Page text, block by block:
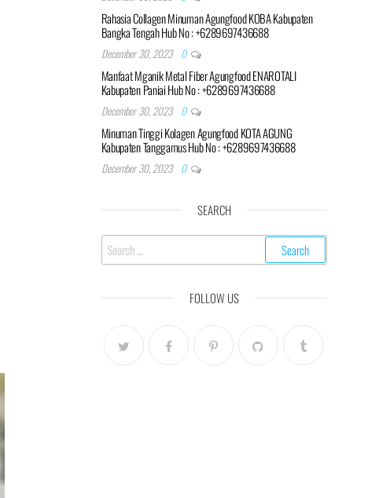
Rahasia Collagen Minuman Agungfood KOBA Kabupaten
Bangka Tengah Hub No : +6289697436688
December 30, 2023 0
Manfaat Mganik Metal Fiber Agungfood ENAROTALI
Kabupaten Paniai Hub No : +6289697436688
December 30, 2023 0
Minuman Tinggi Kolagen Agungfood KOTA AGUNG
Kabupaten Tanggamus Hub No : +6289697436688
December 30, 2023 0
SEARCH
Search
for:
FOLLOW US